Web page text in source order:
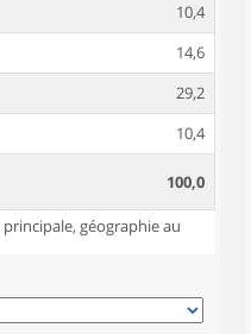
10,4
14,6
29,2
10,4
100,0
géographie au